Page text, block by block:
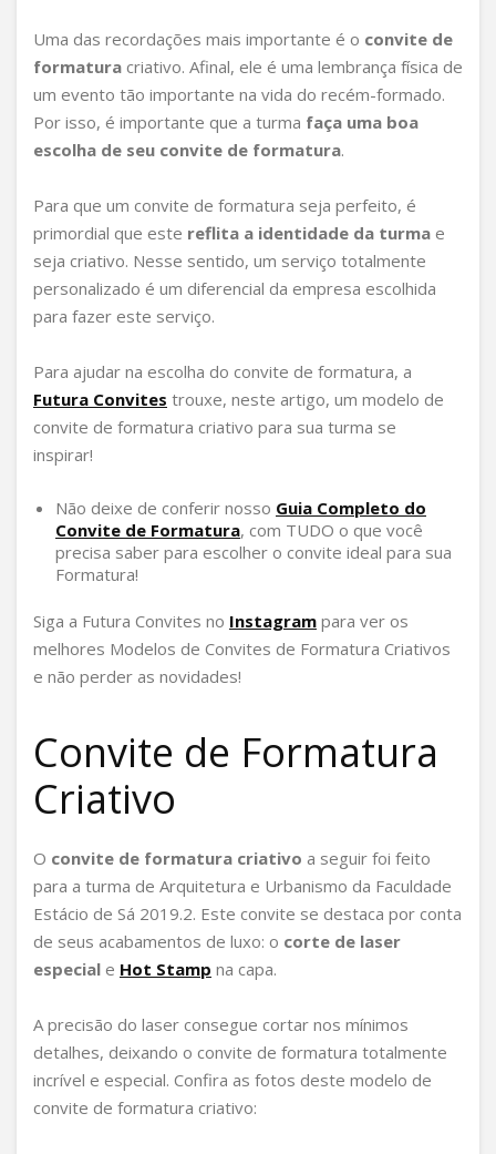
Uma das recordações mais importante é o convite de
formatura criativo. Afinal, ele é uma lembrança física de
um evento tão importante na vida do recém-formado.
Por isso, é importante que a turma faça uma boa
escolha de seu convite de formatura.
Para que um convite de formatura seja perfeito, é
primordial que este reflita a identidade da turma e
seja criativo. Nesse sentido, um serviço totalmente
personalizado é um diferencial da empresa escolhida
para fazer este serviço.
Para ajudar na escolha do convite de formatura, a
Futura Convites trouxe, neste artigo, um modelo de
convite de formatura criativo para sua turma se
inspirar!
Não deixe de conferir nosso Guia Completo do
Convite de Formatura, com TUDO o que você
precisa saber para escolher o convite ideal para sua
Formatura!
Siga a Futura Convites no Instagram para ver os
melhores Modelos de Convites de Formatura Criativos
e não perder as novidades!
Convite de Formatura
Criativo
O convite de formatura criativo a seguir foi feito
para a turma de Arquitetura e Urbanismo da Faculdade
Estácio de Sá 2019.2. Este convite se destaca por conta
de seus acabamentos de luxo: o corte de laser
especial e Hot Stamp na capa.
A precisão do laser consegue cortar nos mínimos
detalhes, deixando o convite de formatura totalmente
incrível e especial. Confira as fotos deste modelo de
convite de formatura criativo: